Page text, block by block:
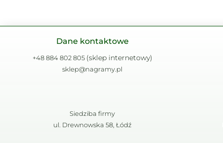
Dane kontaktowe
+48 884 802 805 (sklep internetowy)
sklep@nagramy.pl
Siedziba firmy
ul. Drewnowska 58, Łódź